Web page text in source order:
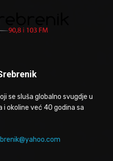
se sluša globalno svugdje u
okoline već 40 godina sa